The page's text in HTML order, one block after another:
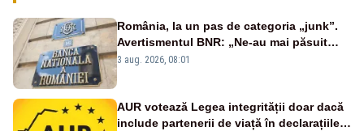
România, la un pas de categoria „junk”.
Avertismentul BNR: „Ne-au mai păsuit
pentru câteva luni”
3 aug. 2026, 08:01
AUR votează Legea integrității doar dacă
include partenerii de viață în declarațiile